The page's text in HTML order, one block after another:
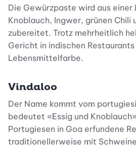
Die Gewürzpaste wird aus
Knoblauch, Ingwer, grünen Chili
zubereitet. Trotz mehrheitlich
Gericht in indischen
Lebensmittelfarbe.
Vindaloo
Der Name kommt vom
bedeutet «Essig und
Portugiesen in Goa erfundene
traditionellerweise mit